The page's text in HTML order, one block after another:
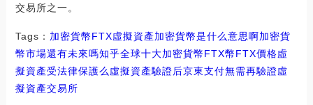
交易所之一。
Tags： 加密貨幣FTX虛擬資產加密貨幣是什么意思啊加密貨
幣市場還有未來嗎知乎全球十大加密貨幣FTX幣FTX價格虛
擬資產受法律保護么 虛擬資產驗證后京東支付無需再驗證虛
擬資產交易所